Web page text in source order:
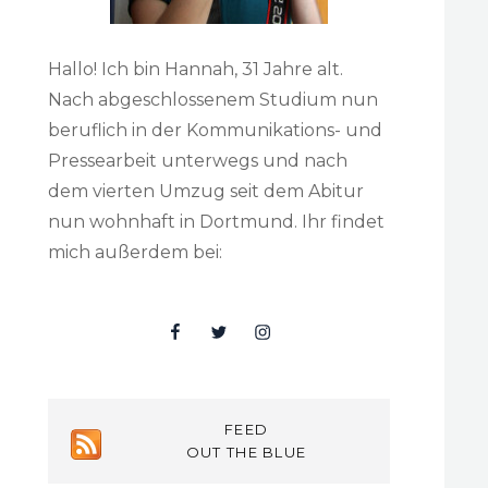
Hallo! Ich bin Hannah, 31 Jahre alt.
Nach abgeschlossenem Studium nun
beruflich in der Kommunikations- und
Pressearbeit unterwegs und nach
dem vierten Umzug seit dem Abitur
nun wohnhaft in Dortmund. Ihr findet
mich außerdem bei:
FacebookTwitterInsta
FEED
OUT THE BLUE